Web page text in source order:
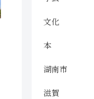
文化
本
湖南市
滋賀